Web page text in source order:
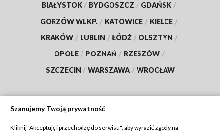
BIAŁYSTOK / BYDGOSZCZ / GDAŃSK /
GORZÓW WLKP. / KATOWICE / KIELCE /
KRAKÓW / LUBLIN / ŁÓDŹ / OLSZTYN /
OPOLE / POZNAŃ / RZESZÓW /
SZCZECIN / WARSZAWA / WROCŁAW
Szanujemy Twoją prywatność
Kliknij "Akceptuję i przechodzę do serwisu", aby wyrazić zgody na